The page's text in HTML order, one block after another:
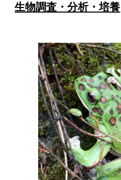
生物調査・分析・培養